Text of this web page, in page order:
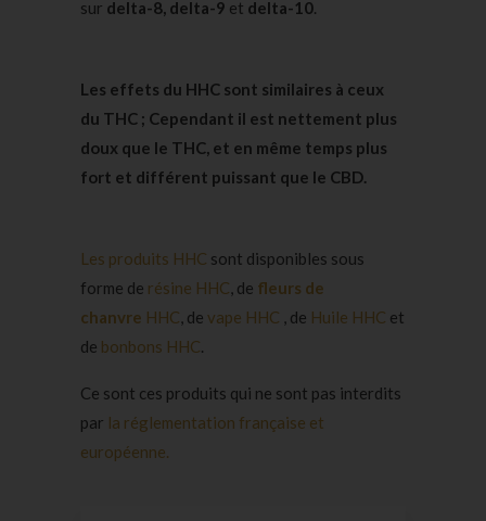
sur delta-8, delta-9 et delta-10.
Les effets du HHC sont similaires à ceux
du THC ; Cependant il est nettement plus
doux que le THC, et en même temps plus
fort et différent puissant que le CBD.
Les produits HHC sont disponibles sous
forme de résine HHC, de fleurs de
chanvre HHC, de vape HHC , de Huile HHC et
de bonbons HHC.
Ce sont ces produits qui ne sont pas interdits
par la réglementation française et
européenne.